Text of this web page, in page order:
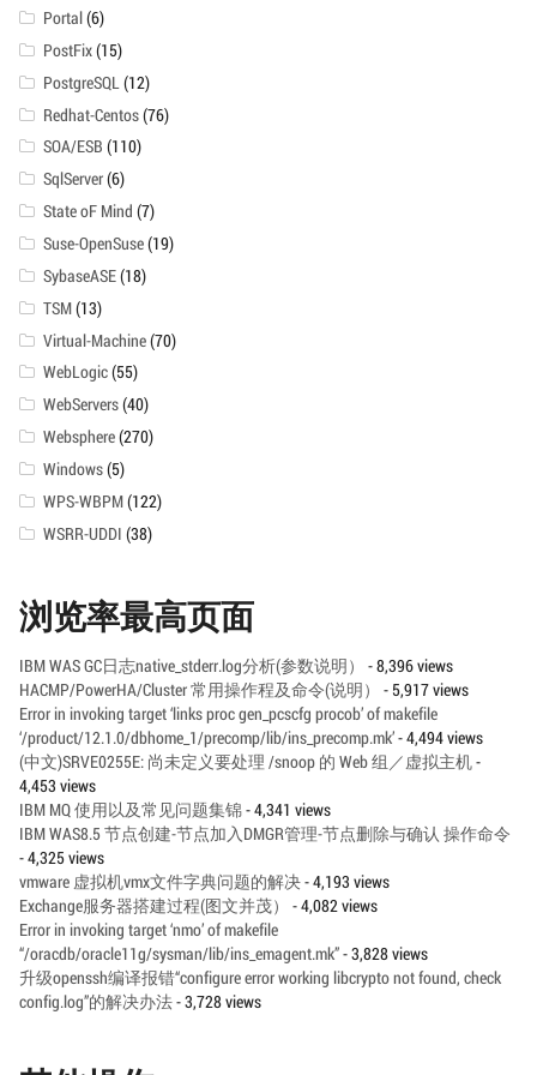
Portal(6)
PostFix(15)
PostgreSQL(12)
Redhat-Centos(76)
SOA/ESB (110)
SqlServer(6)
State oF Mind (7)
Suse-OpenSuse(19)
SybaseASE(18)
TSM(13)
Virtual-Machine(70)
WebLogic(55)
WebServers(40)
Websphere(270)
Windows(5)
WPS-WBPM(122)
WSRR-UDDI (38)
浏览率最高页面
IBM WAS GC日志native_stderr.log分析(参数说明）
- 8,396 views
HACMP/PowerHA/Cluster 常用操作程及命令(说明）
- 5,917 views
Error in invoking target ‘links proc gen_pcscfg procob’ of makefile
‘/product/12.1.0/dbhome_1/precomp/lib/ins_precomp.mk’- 4,494 views
(中文)SRVE0255E: 尚未定义要处理 /snoop 的 Web 组／虚拟主机-
4,453 views
IBM MQ 使用以及常见问题集锦- 4,341 views
IBM WAS8.5 节点创建-节点加入DMGR管理-节点删除与确认 操作命令
- 4,325 views
vmware 虚拟机vmx文件字典问题的解决- 4,193 views
Exchange服务器搭建过程(图文并茂）
- 4,082 views
Error in invoking target ‘nmo’ of makefile
“/oracdb/oracle11g/sysman/lib/ins_emagent.mk”- 3,828 views
升级openssh编译报错“configure error working libcrypto not found, check
config.log”的解决办法- 3,728 views